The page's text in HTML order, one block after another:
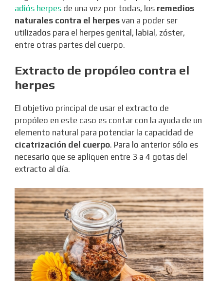
adiós herpes de una vez por todas, los remedios
naturales contra el herpes van a poder ser
utilizados para el herpes genital, labial, zóster,
entre otras partes del cuerpo.
Extracto de propóleo contra el
herpes
El objetivo principal de usar el extracto de
propóleo en este caso es contar con la ayuda de un
elemento natural para potenciar la capacidad de
cicatrización del cuerpo. Para lo anterior sólo es
necesario que se apliquen entre 3 a 4 gotas del
extracto al día.